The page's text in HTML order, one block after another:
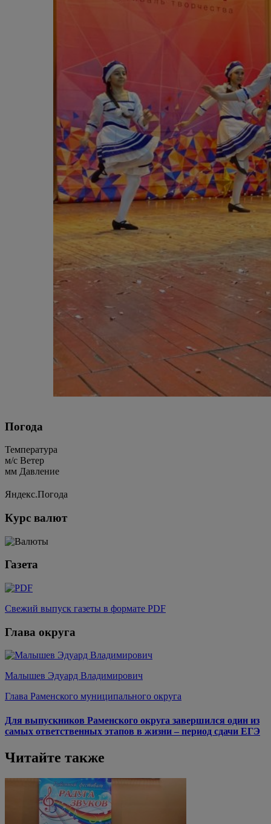
Погода
Температура
м/c Ветер
мм Давление
Яндекс.Погода
Курс валют
Газета
Свежий выпуск газеты в формате PDF
Глава округа
Малышев Эдуард Владимирович
Глава Раменского муниципального округа
Для выпускников Раменского округа завершился один из
самых ответственных этапов в жизни – период сдачи ЕГЭ
Читайте также